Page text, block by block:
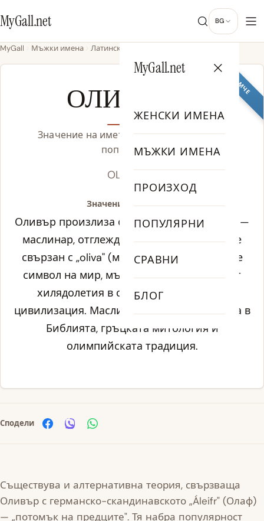
MyGall.net BG
MyGall.net
ЖЕНСКИ ИМЕНА
МЪЖКИ ИМЕНА
ПРОИЗХОД
ПОПУЛЯРНИ
СРАВНИ
БЛОГ
MyGall Мъжки имена Латински
МОМЧЕ
ОЛИВЪР
Значение на името Оливър, произход и
популярност
OL-ih-ver
Значение на Оливър:
Оливър произлиза от латинския „olivarius" —
маслинар, отглеждащ маслини. Коренът е
свързан с „oliva" (маслина), а растението е
символ на мир, мъдрост и плодородие от
хилядолетия в средиземноморската
цивилизация. Маслиновият клон фигурира в
Библията, гръцката митология и
олимпийската традиция.
Сподели
Съществува и алтернативна теория, свързваща
Оливър с германско-скандинавското „Áleifr" (Олаф)
— „потомък на предците". Тя набра популярност